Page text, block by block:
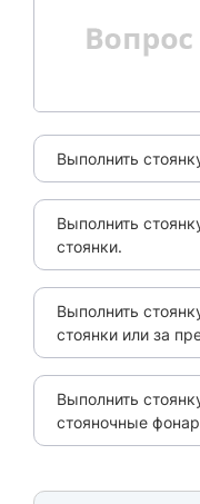
Выполнить
Выполнить
стоянки.
Выполнить
стоянки или за
Выполнить
стояночные